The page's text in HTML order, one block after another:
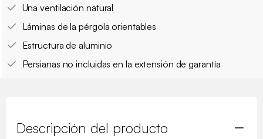
Una ventilación natural
Láminas de la pérgola orientables
Estructura de aluminio
Persianas no incluidas en la extensión de garantía
Descripción del producto